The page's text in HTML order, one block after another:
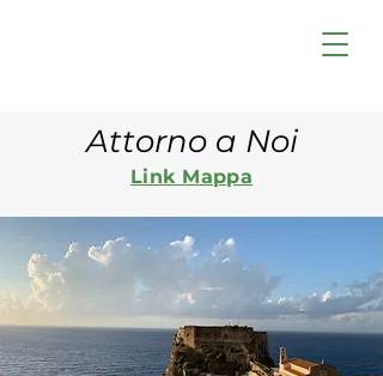
Attorno a Noi
Link Mappa